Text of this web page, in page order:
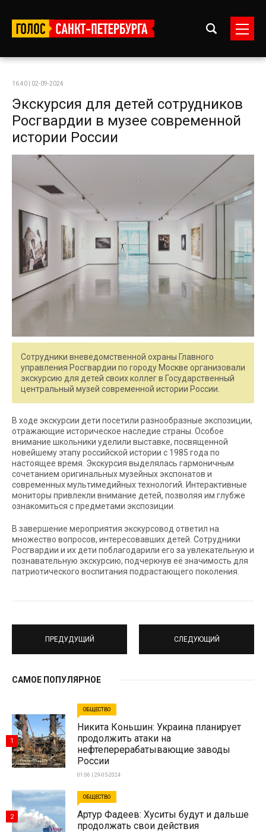
16:40 | 02-09-2024
Экскурсия для детей сотрудников
Росгвардии в музее современной
истории России
Сотрудники вневедомственной охраны Главного
управления Росгвардии по городу Москве организовали
экскурсию для детей своих коллег в Государственный
центральный музей современной истории России.
В ходе экскурсии дети посетили разнообразные экспозиции,
отражающие историческое наследие страны. Особое
внимание школьники уделили выставке, посвященной
новейшему этапу российской истории с 1985 года по
настоящее время. Экскурсия выделялась гармоничным
сочетанием оригинальных музейных экспонатов и
современных мультимедийных технологий. Интерактивные
мониторы привлекли внимание детей, позволяя им глубже
ознакомиться с предметами экспозиции.
В завершение мероприятия экскурсовод ответил на
множество вопросов, интересовавших детей. Сотрудники
Росгвардии и их дети поблагодарили его за увлекательную и
познавательную экскурсию, подчеркнув её значимость для
патриотического воспитания подрастающего поколения.
ПРЕДУДУЩИЙ СЛЕДУЮЩИЙ
САМОЕ ПОПУЛЯРНОЕ
ОБЩЕСТВО
Никита Коньшин: Украина планирует
продолжить атаки на
нефтеперерабатывающие заводы
России
01:06 | 29-05-2024
1
ОБЩЕСТВО
Артур Фадеев: Хуситы будут и дальше
продолжать свои действия
2